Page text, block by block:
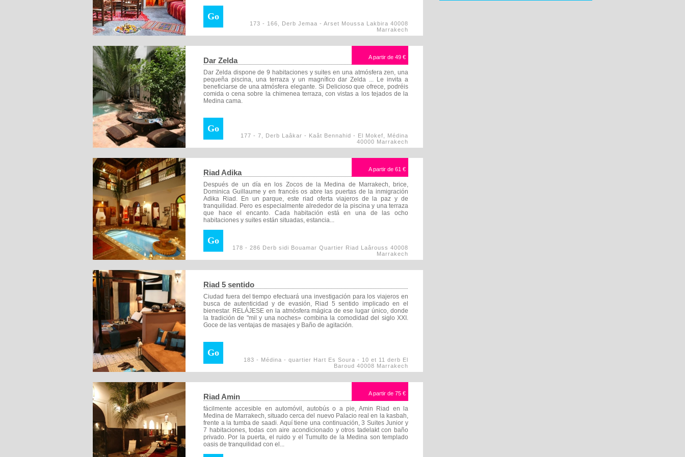
173 - 166, Derb Jemaa - Arset Moussa Lakbira 40008
Marrakech
Go
Dar Zelda A partir de 49 €
Dar Zelda dispone de 9 habitaciones y suites en una atmósfera zen, una
pequeña piscina, una terraza y un magnífico dar Zelda ... Le invita a
beneficiarse de una atmósfera elegante. Si Delicioso que ofrece, podréis
comida o cena sobre la chimenea terraza, con vistas a los tejados de la
Medina cama.
177 - 7, Derb Laâkar - Kaât Bennahid - El Mokef, Médina
40000 Marrakech
Go
Riad Adika A partir de 61 €
Después de un día en los Zocos de la Medina de Marrakech, brice,
Dominica Guillaume y en francés os abre las puertas de la inmigración
Adika Riad. En un parque, este riad oferta viajeros de la paz y de
tranquilidad. Pero es especialmente alrededor de la piscina y una terraza
que hace el encanto. Cada habitación está en una de las ocho
habitaciones y suites están situadas, estancia...
178 - 286 Derb sidi Bouamar Quartier Riad Laârouss 40008
Marrakech
Go
Riad 5 sentido
Ciudad fuera del tiempo efectuará una investigación para los viajeros en
busca de autenticidad y de evasión, Riad 5 sentido implicado en el
bienestar. RELÁJESE en la atmósfera mágica de ese lugar único, donde
la tradición de "mil y una noches» combina la comodidad del siglo XXI.
Goce de las ventajas de masajes y Baño de agitación.
183 - Médina - quartier Hart Es Soura - 10 et 11 derb El
Baroud 40008 Marrakech
Go
Riad Amin A partir de 75 €
fácilmente accesible en automóvil, autobús o a pie, Amin Riad en la
Medina de Marrakech, situado cerca del nuevo Palacio real en la kasbah,
frente a la tumba de saadi. Aquí tiene una continuación, 3 Suites Junior y
7 habitaciones, todas con aire acondicionado y otros tadelakt con baño
privado. Por la puerta, el ruido y el Tumulto de la Medina son templado
oasis de tranquilidad con el...